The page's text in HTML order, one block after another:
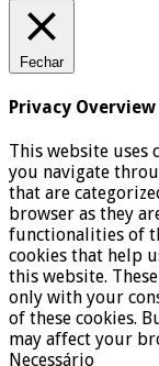
Fechar
Privacy Overview
This website uses
you navigate
that are
browser as they
functionalities of
cookies that help
this website.
only with your
of these cookies.
may affect your
Necessário